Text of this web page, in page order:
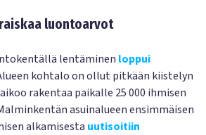
luontoarvot
lentäminen loppui
kohtalo on ollut pitkään kiistelyn
rakentaa paikalle 25 000 ihmisen
asuinalueen ensimmäisen
alkamisesta uutisoitiin